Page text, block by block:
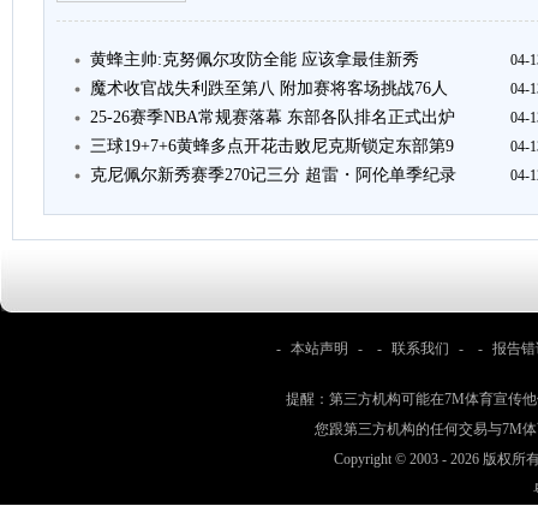
黄蜂主帅:克努佩尔攻防全能 应该拿最佳新秀 04-
魔术收官战失利跌至第八 附加赛将客场挑战76人 04-
25-26赛季NBA常规赛落幕 东部各队排名正式出炉 04-
三球19+7+6黄蜂多点开花击败尼克斯锁定东部第9 04-
克尼佩尔新秀赛季270记三分 超雷・阿伦单季纪录 04-
- 本站声明 - - 联系我们 - - 报告
提醒：第三方机构可能在7M体育宣传
您跟第三方机构的任何交易与7M
Copyright © 2003 - 2026 版权所